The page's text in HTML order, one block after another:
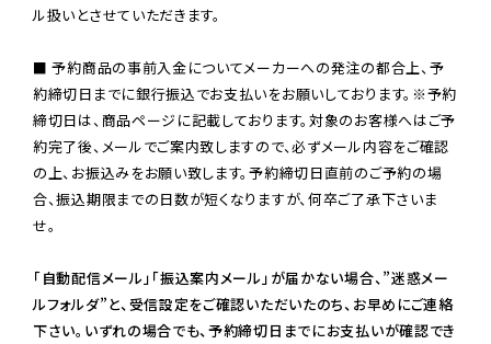
ル扱いとさせていただきます。
■ 予約商品の事前入金についてメーカーへの発注の都合上、予
約締切日までに銀行振込でお支払いをお願いしております。※予約
締切日は、商品ページに記載しております。対象のお客様へはご予
約完了後、メールでご案内致しますので、必ずメール内容をご確認
の上、お振込みをお願い致します。予約締切日直前のご予約の場
合、振込期限までの日数が短くなりますが、何卒ご了承下さいま
せ。
「自動配信メール」「振込案内メール」が届かない場合、”迷惑メー
ルフォルダ”と、受信設定をご確認いただいたのち、お早めにご連絡
下さい。いずれの場合でも、予約締切日までにお支払いが確認でき